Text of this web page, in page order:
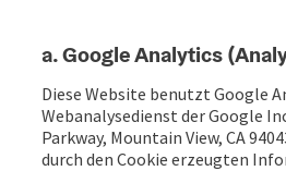
a. Google Analytics
Diese Website benutzt Google
Webanalysedienst der Google
Parkway, Mountain View, CA
durch den Cookie erzeugten